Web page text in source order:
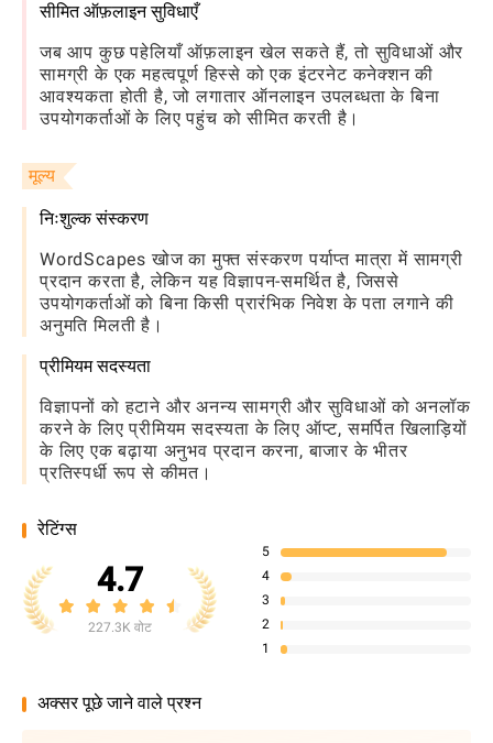
सीमित ऑफ़लाइन सुविधाएँ
जब आप कुछ पहेलियाँ ऑफ़लाइन खेल सकते हैं, तो सुविधाओं और
सामग्री के एक महत्वपूर्ण हिस्से को एक इंटरनेट कनेक्शन की
आवश्यकता होती है, जो लगातार ऑनलाइन उपलब्धता के बिना
उपयोगकर्ताओं के लिए पहुंच को सीमित करती है।
मूल्य
निःशुल्क संस्करण
WordScapes खोज का मुफ्त संस्करण पर्याप्त मात्रा में सामग्री
प्रदान करता है, लेकिन यह विज्ञापन-समर्थित है, जिससे
उपयोगकर्ताओं को बिना किसी प्रारंभिक निवेश के पता लगाने की
अनुमति मिलती है।
प्रीमियम सदस्यता
विज्ञापनों को हटाने और अनन्य सामग्री और सुविधाओं को अनलॉक
करने के लिए प्रीमियम सदस्यता के लिए ऑप्ट, समर्पित खिलाड़ियों
के लिए एक बढ़ाया अनुभव प्रदान करना, बाजार के भीतर
प्रतिस्पर्धी रूप से कीमत।
रेटिंग्स
4.7
227.3K वोट
5
4
3
2
1
अक्सर पूछे जाने वाले प्रश्न